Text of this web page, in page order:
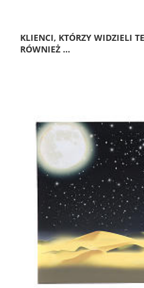
KLIENCI, KTÓRZY WIDZIELI
RÓWNIEŻ ...